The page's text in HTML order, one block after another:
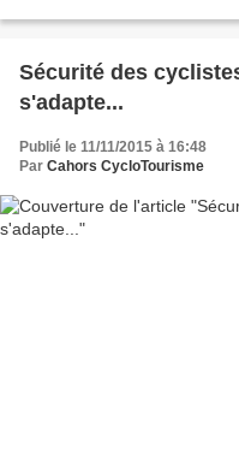
Sécurité des
s'adapte...
Publié le 11/11/2015 à 16:48
Par Cahors CycloTourisme